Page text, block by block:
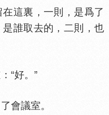
這裏，一則，是爲了
誰取去的，二則，也
“好。”
會議室。